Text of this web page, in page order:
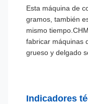
Esta máquina de
gramos, también
mismo
fabricar máquinas
grueso y delgado
Indicadores